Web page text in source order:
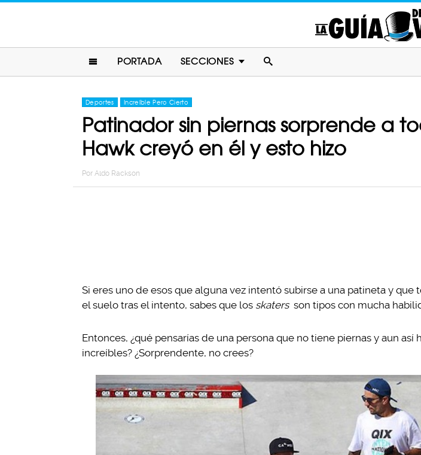
PORTADA SECCIONES
Deportes Increíble Pero Cierto
Patinador sin piernas sorprende a
Hawk creyó en él y esto hizo
Por Aldo Rackson
Si eres uno de esos que alguna vez intentó subirse a una patineta y
el suelo tras el intento, sabes que los skaters son tipos con mucha
Entonces, ¿qué pensarías de una persona que no tiene piernas y aun así
increíbles? ¿Sorprendente, no crees?